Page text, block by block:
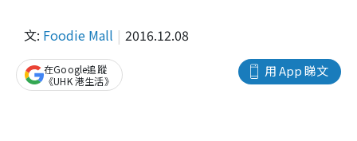
文: Foodie Mall 2016.12.08
用 App 睇文
在Google追蹤
《UHK 港生活》